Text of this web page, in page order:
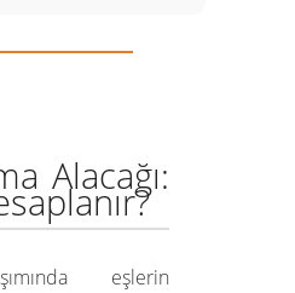
Alacağı:
eşlerin